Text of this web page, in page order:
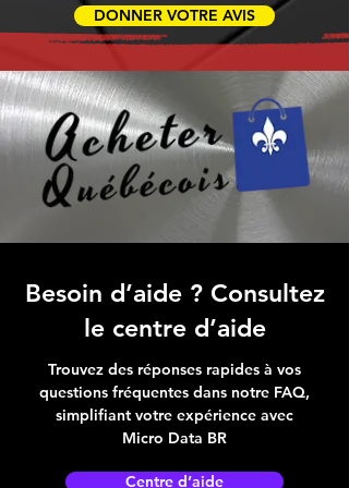
DONNER VOTRE AVIS
Besoin d’aide ? Consultez
le centre d’aide
Trouvez des réponses rapides à vos
questions fréquentes dans notre FAQ,
simplifiant votre expérience avec
Micro Data BR
Centre d’aide